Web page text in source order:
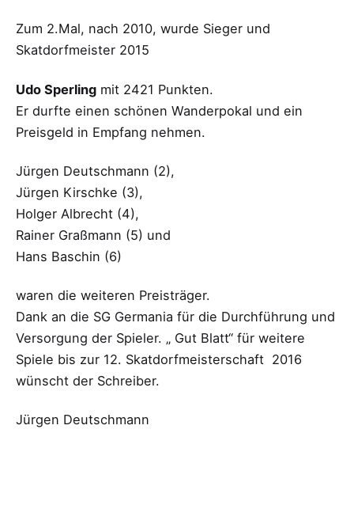
Zum 2.Mal, nach 2010, wurde Sieger und
Skatdorfmeister 2015
Udo Sperling mit 2421 Punkten.
Er durfte einen schönen Wanderpokal und ein
Preisgeld in Empfang nehmen.
Jürgen Deutschmann (2),
Jürgen Kirschke (3),
Holger Albrecht (4),
Rainer Graßmann (5) und
Hans Baschin (6)
waren die weiteren Preisträger.
Dank an die SG Germania für die Durchführung und
Versorgung der Spieler. „ Gut Blatt“ für weitere
Spiele bis zur 12. Skatdorfmeisterschaft 2016
wünscht der Schreiber.
Jürgen Deutschmann